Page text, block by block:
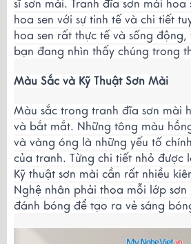
sĩ sơn mài. Tranh đĩa sơn mài hoa
hoa sen với sự tinh tế và chi tiết
hoa sen rất thực tế và sống
bạn đang nhìn thấy chúng trong
Màu Sắc và Kỹ Thuật Sơn Mài
Màu sắc trong tranh đĩa sơn mài
và bắt mắt. Những tông màu
và vàng óng là những yếu tố
của tranh. Từng chi tiết nhỏ được
Kỹ thuật sơn mài cần rất nhiều
Nghệ nhân phải thoa mỗi lớp
đánh bóng để tạo ra vẻ sáng